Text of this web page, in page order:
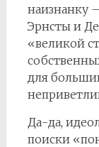
наизнанку
Эрнсты и
«великой
для
Да-да,
поиски